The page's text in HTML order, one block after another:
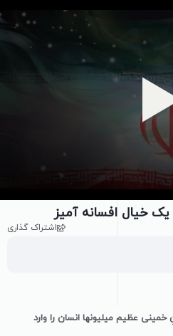
پخش ویدیو
خیال افسانه آمیز
اشتراک گذاری
عظیم میلیونها انسان را وارد